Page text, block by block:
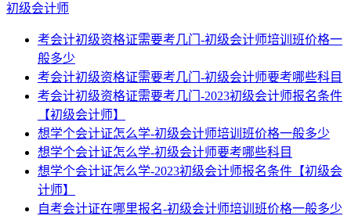
初级会计师
考会计初级资格证需要考几门-初级会计师培训班价格一
般多少
考会计初级资格证需要考几门-初级会计师要考哪些科目
考会计初级资格证需要考几门-2023初级会计师报名条件
【初级会计师】
想学个会计证怎么学-初级会计师培训班价格一般多少
想学个会计证怎么学-初级会计师要考哪些科目
想学个会计证怎么学-2023初级会计师报名条件【初级会
计师】
自考会计证在哪里报名-初级会计师培训班价格一般多少